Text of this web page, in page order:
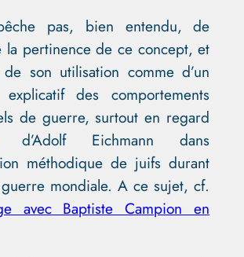
pas, bien entendu, de
la pertinence de ce concept, et
de son utilisation comme d’un
explicatif des comportements
de guerre, surtout en regard
Eichmann dans
méthodique de juifs durant
mondiale. A ce sujet, cf.
avec Baptiste Campion en